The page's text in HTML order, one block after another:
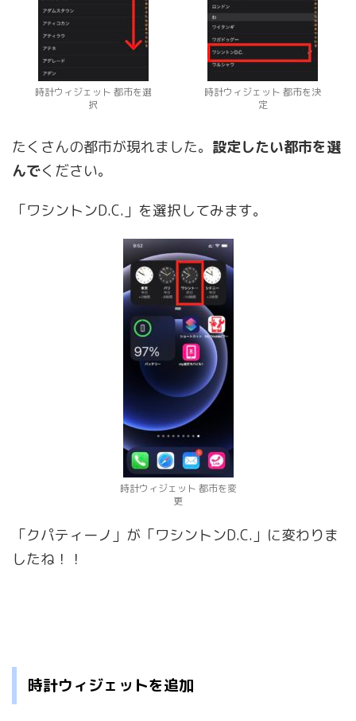
時計ウィジェット 都市を選
択
時計ウィジェット 都市を決
定
たくさんの都市が現れました。 設定したい都市を選
んでください。
「ワシントンD.C.」を選択してみます。
時計ウィジェット 都市を変
更
「クパティーノ」が「ワシントンD.C.」に変わりま
したね！！
時計ウィジェットを追加